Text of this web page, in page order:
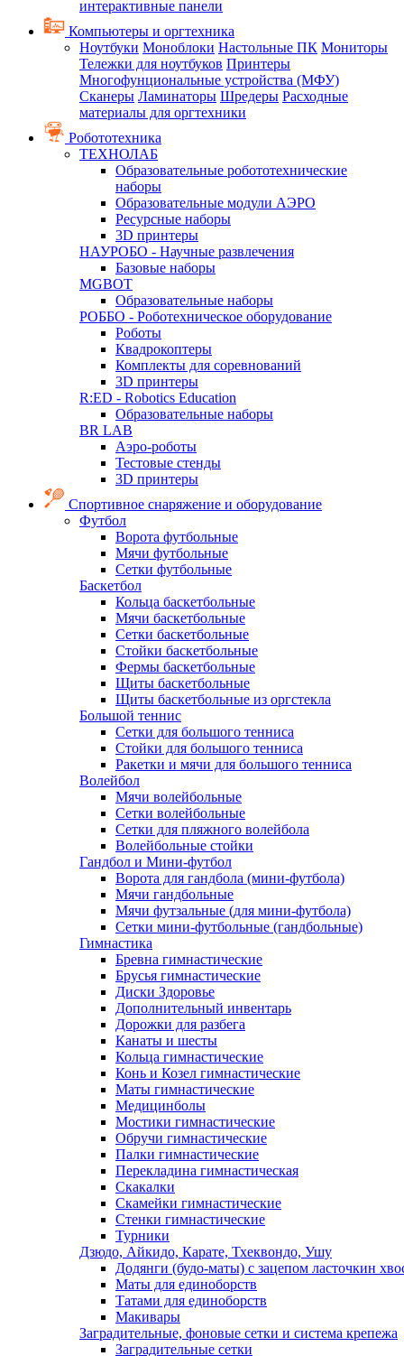
интерактивные панели
Компьютеры и оргтехника
Ноутбуки Моноблоки Настольные ПК Мониторы
Тележки для ноутбуков Принтеры
Многофунциональные устройства (МФУ)
Сканеры Ламинаторы Шредеры Расходные
материалы для оргтехники
Робототехника
ТЕХНОЛАБ
Образовательные робототехнические
наборы
Образовательные модули АЭРО
Ресурсные наборы
3D принтеры
НАУРОБО - Научные развлечения
Базовые наборы
MGBOT
Образовательные наборы
РОББО - Роботехническое оборудование
Роботы
Квадрокоптеры
Комплекты для соревнований
3D принтеры
R:ED - Robotics Education
Образовательные наборы
BR LAB
Аэро-роботы
Тестовые стенды
3D принтеры
Спортивное снаряжение и оборудование
Футбол
Ворота футбольные
Мячи футбольные
Сетки футбольные
Баскетбол
Кольца баскетбольные
Мячи баскетбольные
Сетки баскетбольные
Стойки баскетбольные
Фермы баскетбольные
Щиты баскетбольные
Щиты баскетбольные из оргстекла
Большой теннис
Сетки для большого тенниса
Стойки для большого тенниса
Ракетки и мячи для большого тенниса
Волейбол
Мячи волейбольные
Сетки волейбольные
Сетки для пляжного волейбола
Волейбольные стойки
Гандбол и Мини-футбол
Ворота для гандбола (мини-футбола)
Мячи гандбольные
Мячи футзальные (для мини-футбола)
Сетки мини-футбольные (гандбольные)
Гимнастика
Бревна гимнастические
Брусья гимнастические
Диски Здоровье
Дополнительный инвентарь
Дорожки для разбега
Канаты и шесты
Кольца гимнастические
Конь и Козел гимнастические
Маты гимнастические
Медицинболы
Мостики гимнастические
Обручи гимнастические
Палки гимнастические
Перекладина гимнастическая
Скакалки
Скамейки гимнастические
Стенки гимнастические
Турники
Дзюдо, Айкидо, Карате, Тхеквондо, Ушу
Додянги (будо-маты) с зацепом ласточкин
Маты для единоборств
Татами для единоборств
Макивары
Заградительные, фоновые сетки и система крепежа
Заградительные сетки